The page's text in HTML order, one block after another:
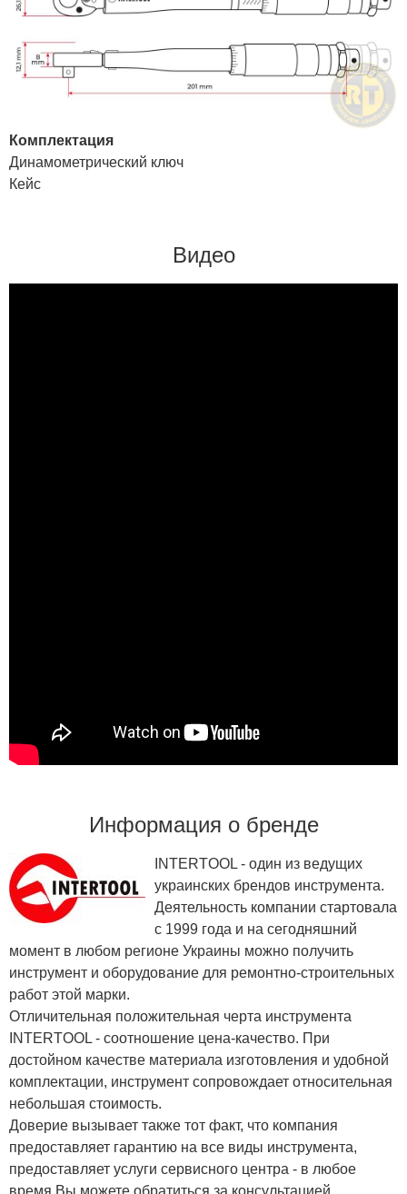
Комплектация
Динамометрический ключ
Кейс
Видео
Информация о бренде
INTERTOOL - один из ведущих
украинских брендов инструмента.
Деятельность компании стартовала
с 1999 года и на сегодняшний
момент в любом регионе Украины можно получить
инструмент и оборудование для ремонтно-строительных
работ этой марки.
Отличительная положительная черта инструмента
INTERTOOL - соотношение цена-качество. При
достойном качестве материала изготовления и удобной
комплектации, инструмент сопровождает относительная
небольшая стоимость.
Доверие вызывает также тот факт, что компания
предоставляет гарантию на все виды инструмента,
предоставляет услуги сервисного центра - в любое